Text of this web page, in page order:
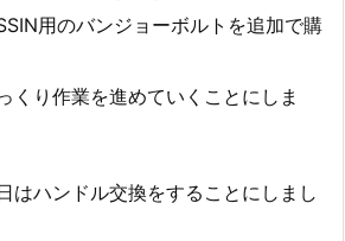
用のバンジョーボルトを追加で購
くり作業を進めていくことにしま
はハンドル交換をすることにしまし